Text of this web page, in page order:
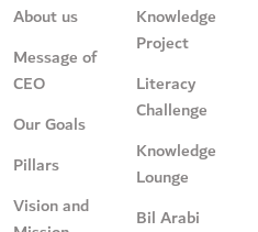
About us
Message of
CEO
Our Goals
Pillars
Vision and
Knowledge
Project
Literacy
Challenge
Knowledge
Lounge
Bil Arabi